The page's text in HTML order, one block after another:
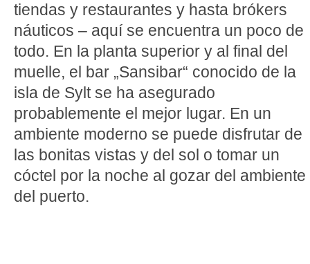
tiendas y restaurantes y hasta brókers
náuticos – aquí se encuentra un poco de
todo. En la planta superior y al final del
muelle, el bar „Sansibar“ conocido de la
isla de Sylt se ha asegurado
probablemente el mejor lugar. En un
ambiente moderno se puede disfrutar de
las bonitas vistas y del sol o tomar un
cóctel por la noche al gozar del ambiente
del puerto.